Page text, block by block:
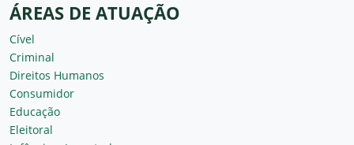
ÁREAS DE ATUAÇÃO
Cível
Criminal
Direitos Humanos
Consumidor
Educação
Eleitoral